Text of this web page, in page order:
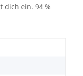
dich ein. 94 %